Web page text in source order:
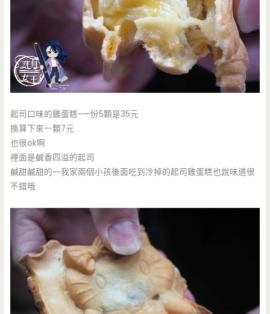
起司口味的雞蛋糕~一份5顆是35元
換算下來一顆7元
也很ok啊
裡面是鹹香四溢的起司
鹹甜鹹甜的~~我家兩個小孩後面吃到冷掉的起司雞蛋糕也說味道很
不錯哦